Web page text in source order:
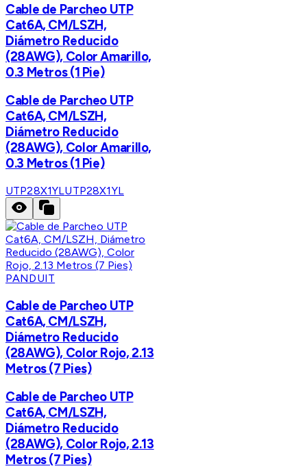
Cable de Parcheo UTP
Cat6A, CM/LSZH,
Diámetro Reducido
(28AWG), Color Amarillo,
0.3 Metros (1 Pie)
Cable de Parcheo UTP
Cat6A, CM/LSZH,
Diámetro Reducido
(28AWG), Color Amarillo,
0.3 Metros (1 Pie)
UTP28X1YLUTP28X1YL
PANDUIT
Cable de Parcheo UTP
Cat6A, CM/LSZH,
Diámetro Reducido
(28AWG), Color Rojo, 2.13
Metros (7 Pies)
Cable de Parcheo UTP
Cat6A, CM/LSZH,
Diámetro Reducido
(28AWG), Color Rojo, 2.13
Metros (7 Pies)